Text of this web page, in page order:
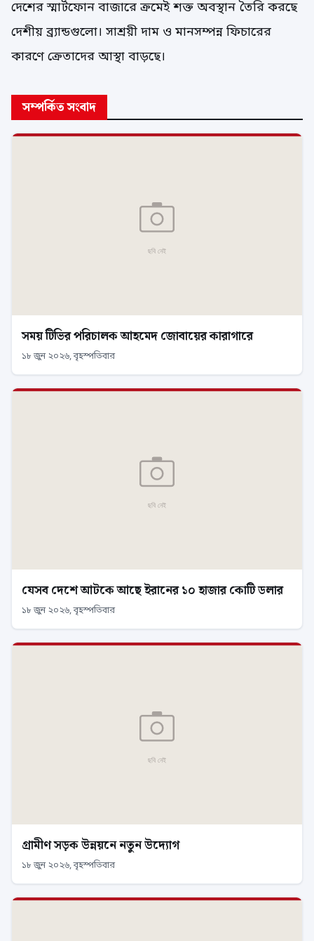
দেশের স্মার্টফোন বাজারে ক্রমেই শক্ত অবস্থান তৈরি করছে
দেশীয় ব্র্যান্ডগুলো। সাশ্রয়ী দাম ও মানসম্পন্ন ফিচারের
কারণে ক্রেতাদের আস্থা বাড়ছে।
সম্পর্কিত সংবাদ
সময় টিভির পরিচালক আহমেদ জোবায়ের কারাগারে
১৮ জুন ২০২৬, বৃহস্পতিবার
যেসব দেশে আটকে আছে ইরানের ১০ হাজার কোটি ডলার
১৮ জুন ২০২৬, বৃহস্পতিবার
গ্রামীণ সড়ক উন্নয়নে নতুন উদ্যোগ
১৮ জুন ২০২৬, বৃহস্পতিবার